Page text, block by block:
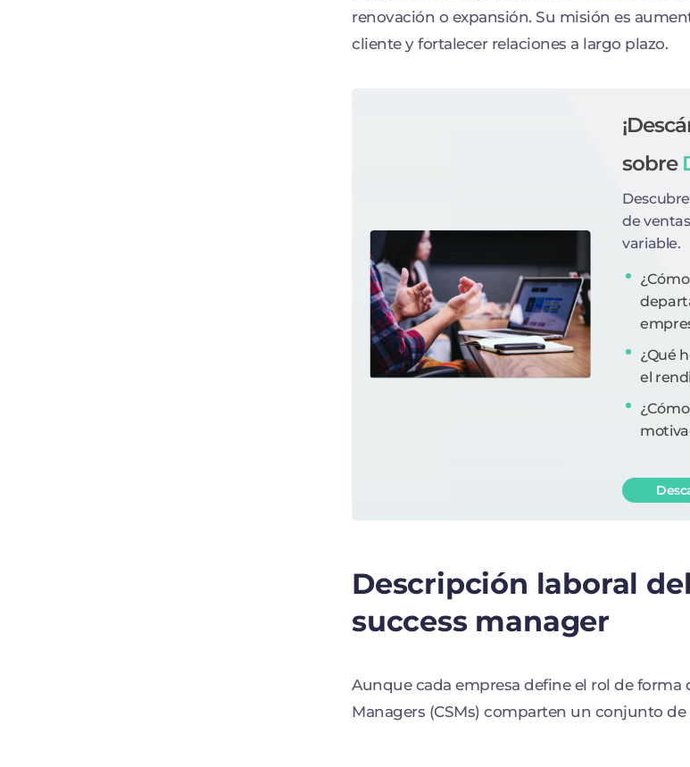
renovación o expansión. Su misión es
cliente y fortalecer relaciones a largo plazo.
sobre
de
variable.
¿Qué
el
Descripción laboral
success manager
Aunque cada empresa define el rol de forma
Managers (CSMs) comparten un conjunto